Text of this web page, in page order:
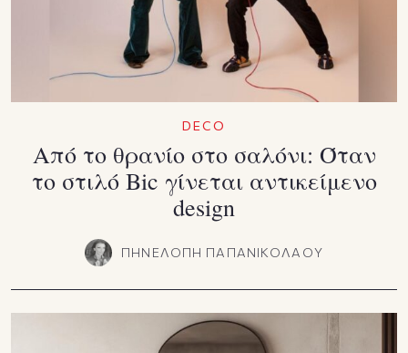
DECO
Από το θρανίο στο σαλόνι: Όταν
το στιλό Bic γίνεται αντικείμενο
design
ΠΗΝΕΛΟΠΗ ΠΑΠΑΝΙΚΟΛΑΟΥ